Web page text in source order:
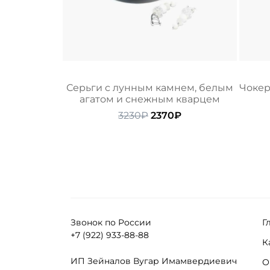
Серьги с лунным камнем, белым
агатом и снежным кварцем
3230₽ Первоначальная
2370₽Текущая
Звонок по России
+7 (922) 933-88-88
ИП Зейналов Вугар Имамвердиевич